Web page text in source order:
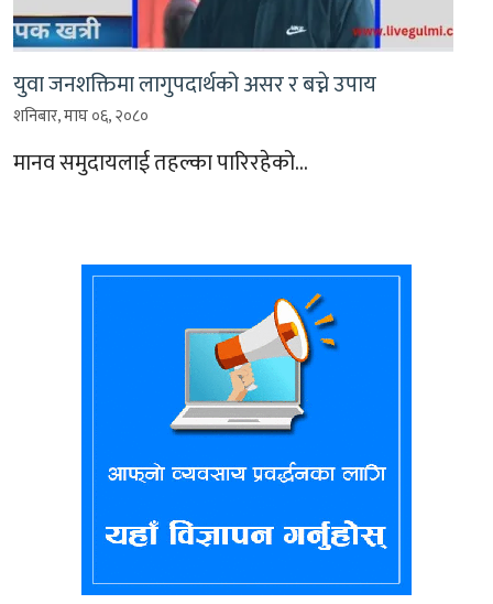
युवा जनशक्तिमा लागुपदार्थको असर र बच्ने उपाय
शनिबार, माघ ०६, २०८०
मानव समुदायलाई तहल्का पारिरहेको…